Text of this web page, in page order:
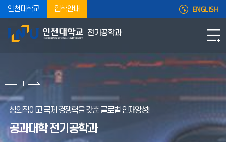
인천대학교 입학안내 ENGLISH
전기공학과
창의적이고 국제 경쟁력을 갖춘 글로벌 인재양성!
공과대학 전기공학과